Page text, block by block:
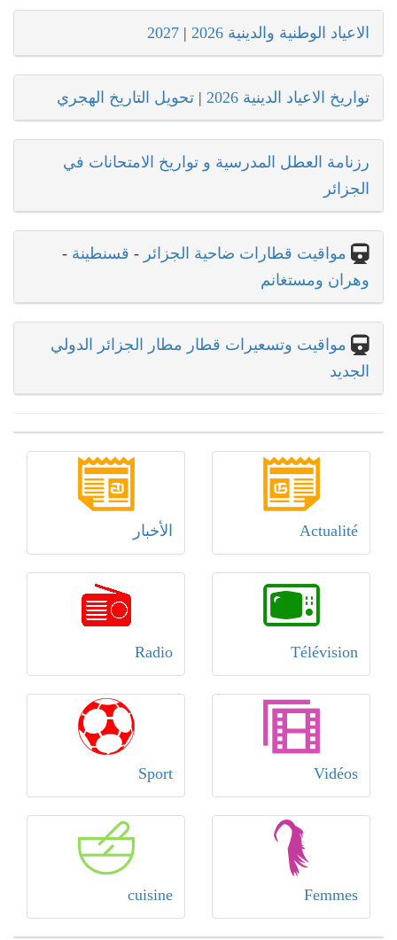
الاعياد الوطنية والدينية 2026 |
2027
تواريخ الاعياد الدينية 2026 | تحويل التاريخ الهجري
رزنامة العطل المدرسية و تواريخ الامتحانات في
الجزائر
مواقيت قطارات ضاحية الجزائر - قسنطينة -
وهران ومستغانم
مواقيت وتسعيرات قطار مطار الجزائر الدولي
الجديد
Actualité الأخبار
Télévision
Radio
Vidéos
Sport
Femmes
cuisine